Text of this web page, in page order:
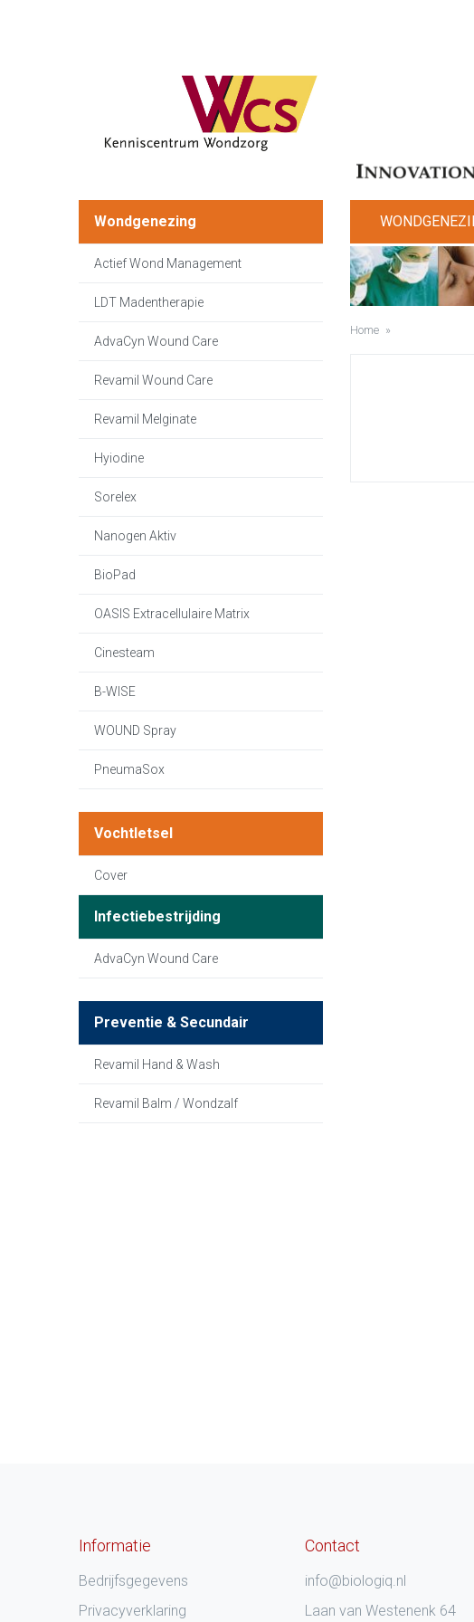
Wondgenezing
Actief Wond Management
LDT Madentherapie
AdvaCyn Wound Care
Revamil Wound Care
Revamil Melginate
Hyiodine
Sorelex
Nanogen Aktiv
BioPad
OASIS Extracellulaire Matrix
Cinesteam
B-WISE
WOUND Spray
PneumaSox
Vochtletsel
Cover
Infectiebestrijding
AdvaCyn Wound Care
Preventie & Secundair
Revamil Hand & Wash
Revamil Balm / Wondzalf
Home »
Informatie
Bedrijfsgegevens
Privacyverklaring
Contact
info@biologiq.nl
Laan van Westenenk 64